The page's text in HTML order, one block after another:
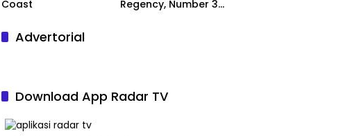
Coast
Regency, Number 3
Advertorial
Download App Radar TV